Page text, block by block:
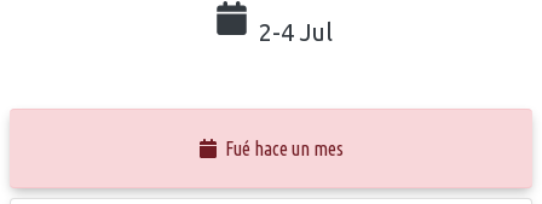
2-4 Jul
Fué hace un mes